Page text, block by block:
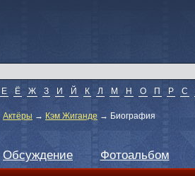
Е Ё Ж З И Й К Л М Н О П Р С
Актёры → Кэм Жиганде → Биография
Обсуждение Фотоальбом